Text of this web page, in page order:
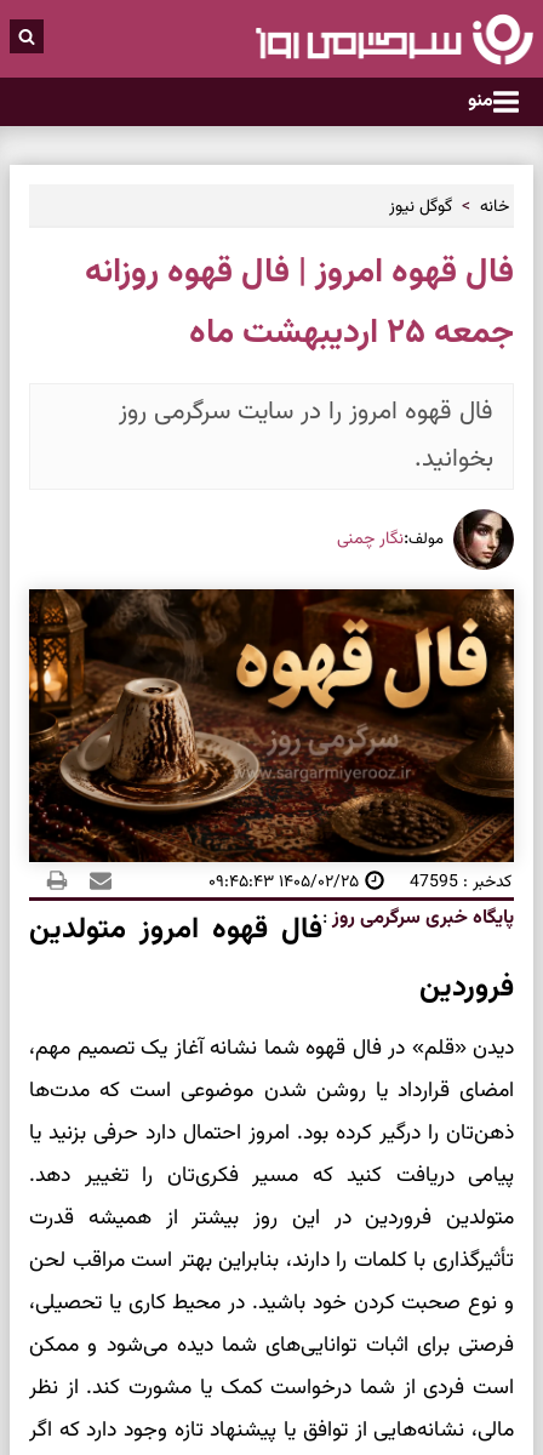
منو
خانه گوگل نیوز
فال قهوه امروز | فال قهوه روزانه
جمعه ۲۵ اردیبهشت ماه
فال قهوه امروز را در سایت سرگرمی روز
بخوانید.
مولف:نگار چمنی
کدخبر : 47595 ۱۴۰۵/۰۲/۲۵ ۰۹:۴۵:۴۳
پایگاه خبری سرگرمی روز:فال قهوه امروز متولدین
فروردین
دیدن «قلم» در فال قهوه شما نشانه آغاز یک تصمیم مهم،
امضای قرارداد یا روشن شدن موضوعی است که مدت‌ها
ذهن‌تان را درگیر کرده بود. امروز احتمال دارد حرفی بزنید یا
پیامی دریافت کنید که مسیر فکری‌تان را تغییر دهد.
متولدین فروردین در این روز بیشتر از همیشه قدرت
تأثیرگذاری با کلمات را دارند، بنابراین بهتر است مراقب لحن
و نوع صحبت کردن خود باشید. در محیط کاری یا تحصیلی،
فرصتی برای اثبات توانایی‌های شما دیده می‌شود و ممکن
است فردی از شما درخواست کمک یا مشورت کند. از نظر
مالی، نشانه‌هایی از توافق یا پیشنهاد تازه وجود دارد که اگر